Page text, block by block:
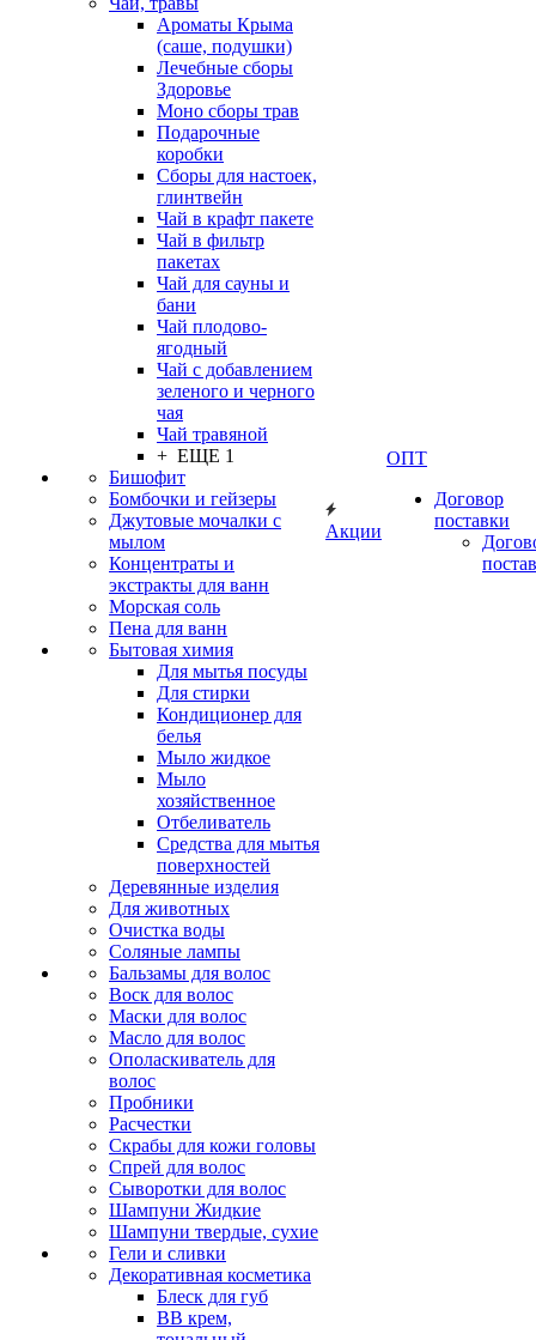
Ароматы Крыма
(саше, подушки)
Лечебные сборы
Здоровье
Моно сборы трав
Подарочные
коробки
Сборы для настоек,
глинтвейн
Чай в крафт пакете
Чай в фильтр
пакетах
Чай для сауны и
бани
Чай плодово-
ягодный
Чай с добавлением
зеленого и черного
чая
Чай травяной
+ ЕЩЕ 1
Бишофит
Бомбочки и гейзеры
Джутовые мочалки с
мылом
Концентраты и
экстракты для ванн
Морская соль
Пена для ванн
Бытовая химия
Для мытья посуды
Для стирки
Кондиционер для
белья
Мыло жидкое
Мыло
хозяйственное
Отбеливатель
Средства для мытья
поверхностей
Деревянные изделия
Для животных
Очистка воды
Соляные лампы
Бальзамы для волос
Воск для волос
Маски для волос
Масло для волос
Ополаскиватель для
волос
Пробники
Расчестки
Скрабы для кожи головы
Спрей для волос
Сыворотки для волос
Шампуни Жидкие
Шампуни твердые, сухие
Гели и сливки
Декоративная косметика
Блеск для губ
ВВ крем,
Акции
ОПТ
Договор
поставки